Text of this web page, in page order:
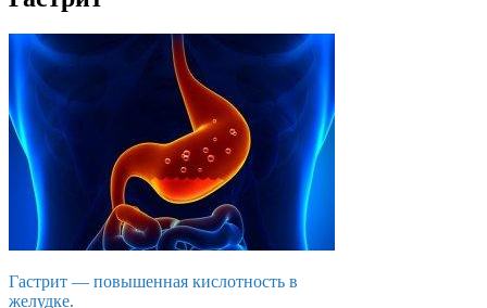
Гастрит — повышенная кислотность в
желудке.